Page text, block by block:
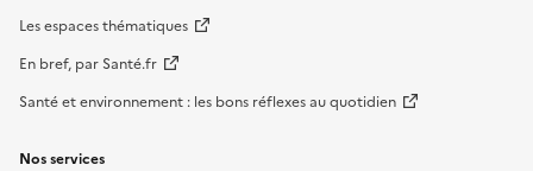
Les espaces thématiques
En bref, par Santé.fr
Santé et environnement : les bons réflexes au quotidien
Nos services